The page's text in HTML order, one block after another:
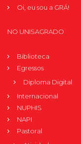
Oi, eu sou a GRÁ!
NO UNISAGRADO
Biblioteca
Egressos
Diploma Digital
Internacional
NUPHIS
NAPI
Pastoral